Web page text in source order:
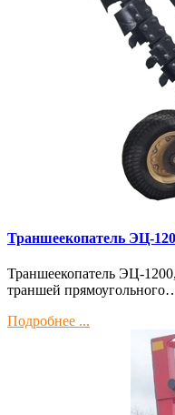
Траншеекопатель ЭЦ-
Траншеекопатель ЭЦ-
траншей
Подробнее ...